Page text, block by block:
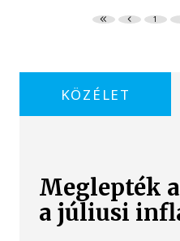
1
KÖZÉLET
Meglepték
a júliusi